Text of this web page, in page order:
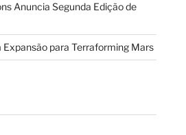
Anuncia Segunda Edição de
Expansão para Terraforming Mars